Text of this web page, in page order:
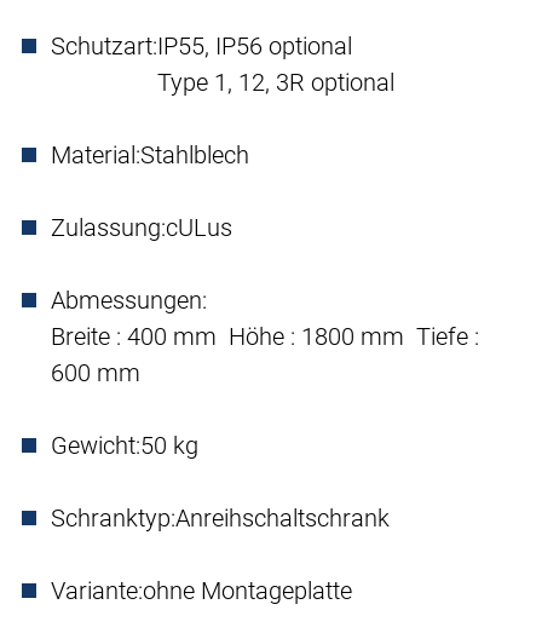
Schutzart:IP55, IP56 optional
Type 1, 12, 3R optional
Material:Stahlblech
Zulassung:cULus
Abmessungen:
Breite : 400 mm Höhe : 1800 mm Tiefe :
600 mm
Gewicht:50 kg
Schranktyp:Anreihschaltschrank
Variante:ohne Montageplatte